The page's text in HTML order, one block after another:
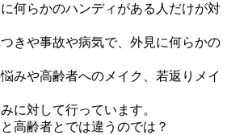
何らかのハンディがある人だけが対
きや事故や病気で、外見に何らかの
みや高齢者へのメイク、若返りメイ
に対して行っています。
高齢者とでは違うのでは？